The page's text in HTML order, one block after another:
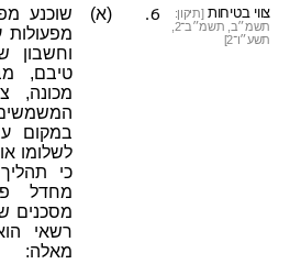
6. צווי בטיחות[תיקון:
תשע״ו־2]
(א)
שוכנע
מפעולות
וחשבון
טיבם,
מכונה,
במקום
לשלומו
כי
מחדל
מסכנים
רשאי
מאלה: